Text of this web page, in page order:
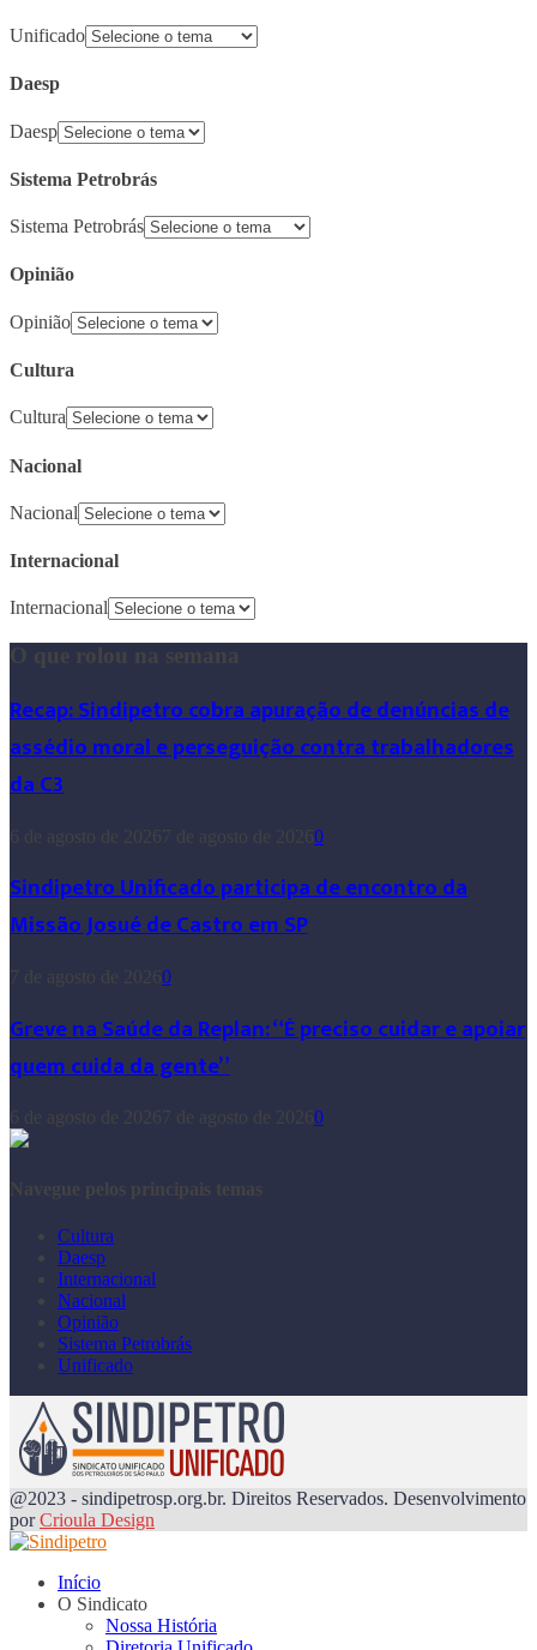
Unificado
Daesp
Daesp
Sistema Petrobrás
Sistema Petrobrás
Opinião
Opinião
Cultura
Cultura
Nacional
Nacional
Internacional
Internacional
O que rolou na semana
Recap: Sindipetro cobra apuração de denúncias de
assédio moral e perseguição contra trabalhadores
da C3
0
Sindipetro Unificado participa de encontro da
Missão Josué de Castro em SP
0
Greve na Saúde da Replan: “É preciso cuidar e apoiar
quem cuida da gente”
0
Navegue pelos principais temas
Cultura
Daesp
Internacional
Nacional
Opinião
Sistema Petrobrás
Unificado
@2023 - sindipetrosp.org.br. Direitos Reservados. Desenvolvimento
porCrioula Design
Início
O Sindicato
Nossa História